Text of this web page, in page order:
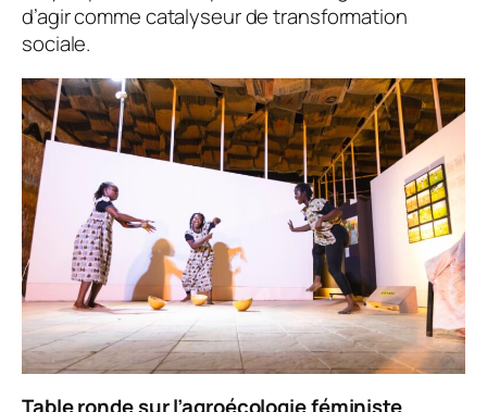
d’agir comme catalyseur de transformation
sociale.